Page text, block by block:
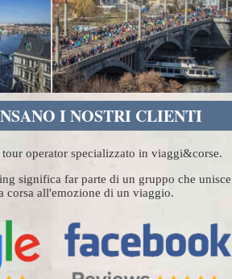
I NOSTRI CLIENTI
operator specializzato in viaggi&corse.
significa far parte di un gruppo che unisce
corsa all'emozione di un viaggio.